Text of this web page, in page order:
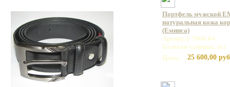
Портфель мужской
натуральная кожа
(Еминса)
Артикул: 7068-04
Базовая единица: шт
Цена:
25 600,00